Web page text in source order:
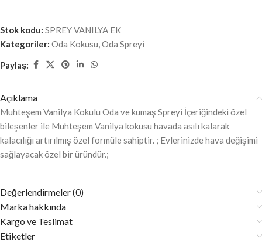
Stok kodu: SPREY VANILYA EK
Kategoriler: Oda Kokusu,Oda Spreyi
Paylaş:
Açıklama
Muhteşem Vanilya Kokulu Oda ve kumaş Spreyi İçeriğindeki özel
bileşenler ile Muhteşem Vanilya kokusu havada asılı kalarak
kalacılığı artırılmış özel formüle sahiptir. ; Evlerinizde hava değişimi
sağlayacak özel bir üründür.;
Değerlendirmeler (0)
Marka hakkında
Kargo ve Teslimat
Etiketler